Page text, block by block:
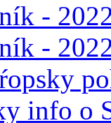
-
-
info o